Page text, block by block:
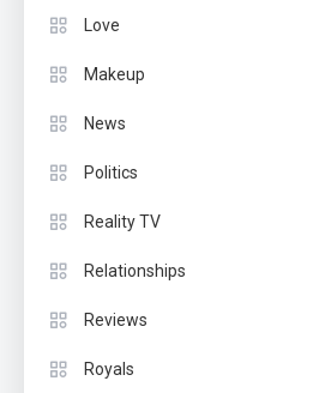
Love
Makeup
News
Politics
Reality TV
Relationships
Reviews
Royals